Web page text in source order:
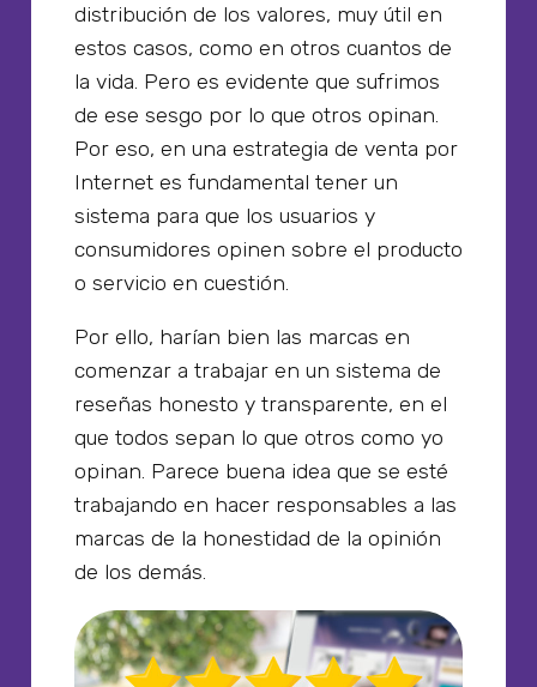
distribución de los valores, muy útil en
estos casos, como en otros cuantos de
la vida. Pero es evidente que sufrimos
de ese sesgo por lo que otros opinan.
Por eso, en una estrategia de venta por
Internet es fundamental tener un
sistema para que los usuarios y
consumidores opinen sobre el producto
o servicio en cuestión.
Por ello, harían bien las marcas en
comenzar a trabajar en un sistema de
reseñas honesto y transparente, en el
que todos sepan lo que otros como yo
opinan. Parece buena idea que se esté
trabajando en hacer responsables a las
marcas de la honestidad de la opinión
de los demás.